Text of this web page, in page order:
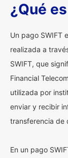
¿Qué
Un pago SWIFT
realizada a
SWIFT, que
Financial
utilizada por
enviar y recibir
transferencia de
En un pago